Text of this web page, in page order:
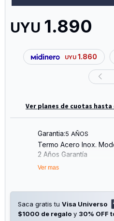
UYU 1.890
UYU 1.860
Ver planes de cuotas
Garantia:5 AÑOS
Termo Acero Inox.
2 Años Garantía
Doble Capa
Mate Acero Inox. Doble
Ver mas
Saca gratis tu Visa Universo
$1000 de regalo y 30% OFF